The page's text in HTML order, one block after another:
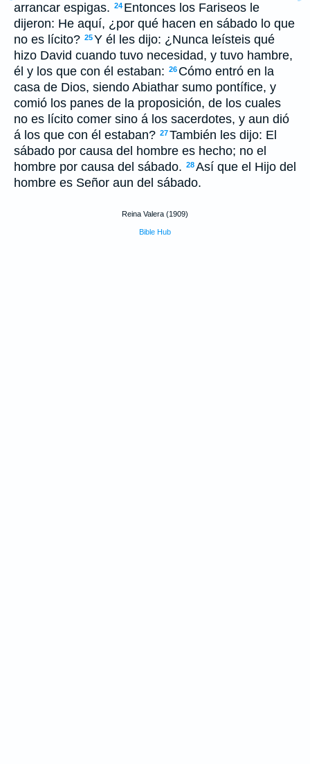
arrancar espigas. 24 Entonces los Fariseos le
dijeron: He aquí, ¿por qué hacen en sábado lo que
no es lícito? 25Y él les dijo: ¿Nunca leísteis qué
hizo David cuando tuvo necesidad, y tuvo hambre,
él y los que con él estaban: 26 Cómo entró en la
casa de Dios, siendo Abiathar sumo pontífice, y
comió los panes de la proposición, de los cuales
no es lícito comer sino á los sacerdotes, y aun dió
á los que con él estaban? 27También les dijo: El
sábado por causa del hombre es hecho; no el
hombre por causa del sábado. 28Así que el Hijo del
hombre es Señor aun del sábado.
Reina Valera (1909)
Bible Hub